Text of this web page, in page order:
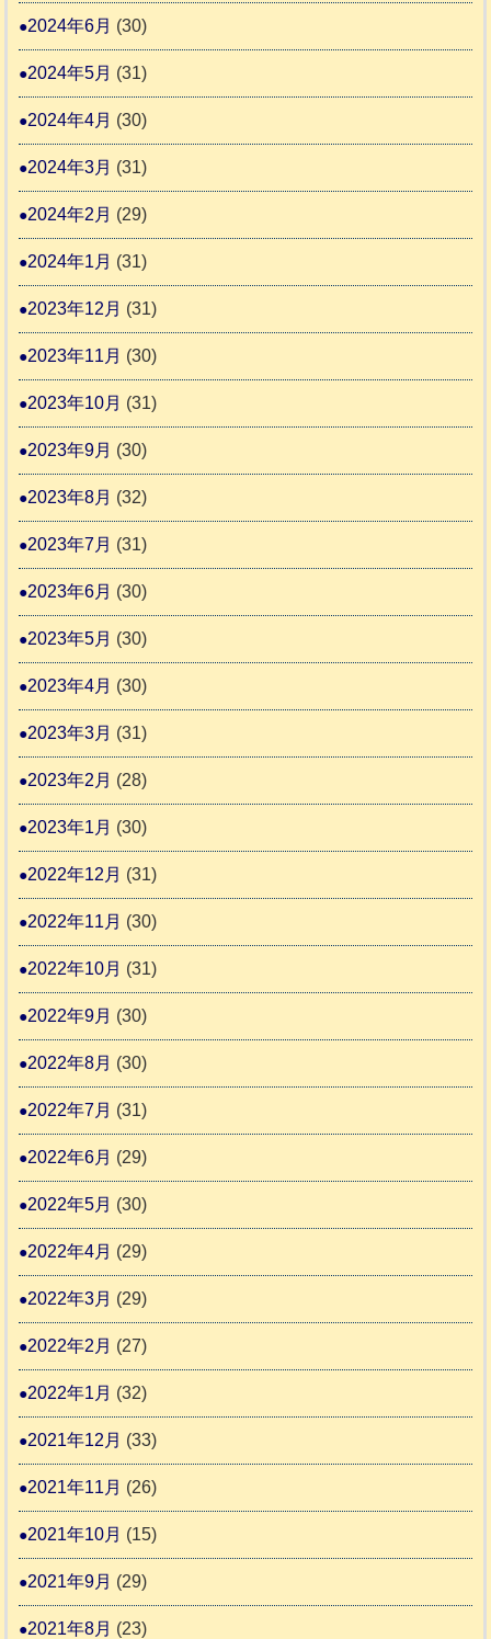
2024年6月 (30)
2024年5月 (31)
2024年4月 (30)
2024年3月 (31)
2024年2月 (29)
2024年1月 (31)
2023年12月 (31)
2023年11月 (30)
2023年10月 (31)
2023年9月 (30)
2023年8月 (32)
2023年7月 (31)
2023年6月 (30)
2023年5月 (30)
2023年4月 (30)
2023年3月 (31)
2023年2月 (28)
2023年1月 (30)
2022年12月 (31)
2022年11月 (30)
2022年10月 (31)
2022年9月 (30)
2022年8月 (30)
2022年7月 (31)
2022年6月 (29)
2022年5月 (30)
2022年4月 (29)
2022年3月 (29)
2022年2月 (27)
2022年1月 (32)
2021年12月 (33)
2021年11月 (26)
2021年10月 (15)
2021年9月 (29)
2021年8月 (23)